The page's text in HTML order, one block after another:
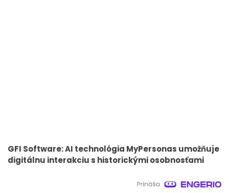
GFI Software: AI technológia MyPersonas umožňuje
digitálnu interakciu s historickými osobnosťami